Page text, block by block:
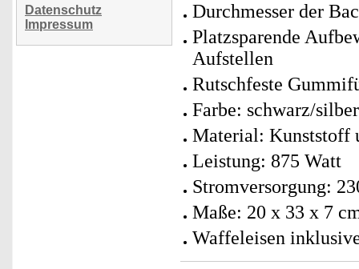
Datenschutz
Impressum
Durchmesser der
Platzsparende
Aufstellen
Rutschfeste
Farbe: schwarz/
Material: Kunststoff
Leistung: 875 Watt
Stromversorgung:
Maße: 20 x 33 x 7
Waffeleisen